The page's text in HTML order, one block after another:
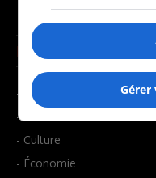
NOUVELLES
- Affaires municipales
- Communauté / Social
- Culture
- Économie
Gérer